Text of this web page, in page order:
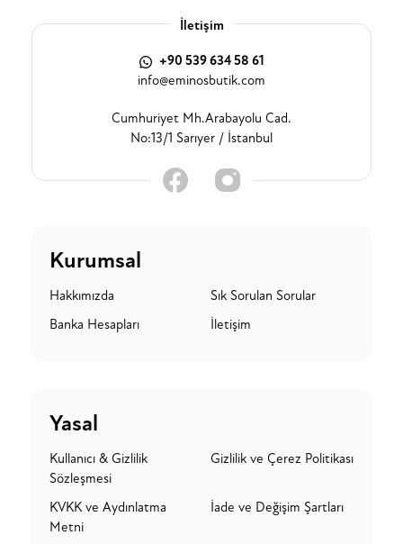
İletişim
+90 539 634 58 61
info@eminosbutik.com
Cumhuriyet Mh.Arabayolu Cad.
No:13/1 Sarıyer / İstanbul
Kurumsal
Hakkımızda
Sık Sorulan Sorular
Banka Hesapları
İletişim
Yasal
Kullanıcı & Gizlilik
Sözleşmesi
Gizlilik ve Çerez Politikası
KVKK ve Aydınlatma
Metni
İade ve Değişim Şartları